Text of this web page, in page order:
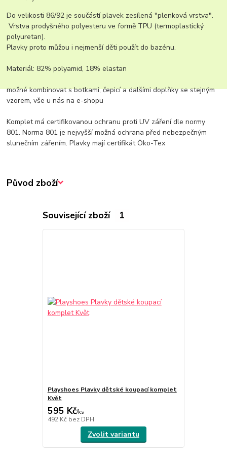
Do velikosti 86/92 je součástí plavek zesílená "plenková vrstva".
Vrstva prodyšného polyesteru ve formě TPU (termoplastický
polyuretan).
Plavky proto můžou i nejmenší děti použít do bazénu.
Materiál: 82% polyamid, 18% elastan
možné kombinovat s botkami, čepicí a dalšími doplňky se stejným
vzorem, vše u nás na e-shopu
Komplet má certifikovanou ochranu proti UV záření dle normy
801. Norma 801 je nejvyšší možná ochrana před nebezpečným
slunečním zářením. Plavky mají certifikát Öko-Tex
Původ zboží
Související zboží 1
Playshoes Plavky dětské koupací komplet
Květ
595 Kč/ks
492 Kč bez DPH
Zvolit variantu